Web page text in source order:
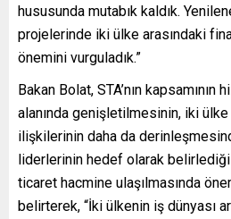
hususunda mutabık kaldık.
projelerinde iki ülke arasındaki
önemini vurguladık.”
Bakan Bolat, STA’nın kapsamının
alanında genişletilmesinin, iki
ilişkilerinin daha da
liderlerinin hedef olarak
ticaret hacmine ulaşılmasında
belirterek, “İki ülkenin iş dünyası